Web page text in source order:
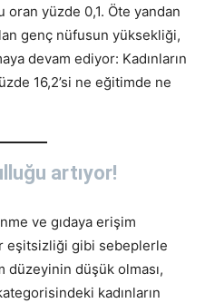
yüzde 0,1. Öte yandan
genç nüfusun yüksekliği,
devam ediyor: Kadınların
16,2’si ne eğitimde ne
artıyor!
ve gıdaya erişim
eşitsizliği gibi sebeplerle
düzeyinin düşük olması,
kadınların